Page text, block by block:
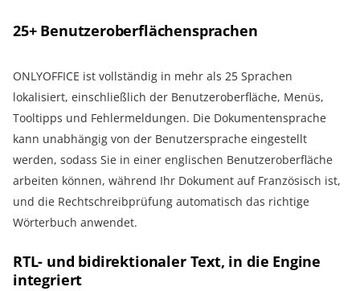
25+ Benutzeroberflächensprachen
ONLYOFFICE ist vollständig in mehr als 25 Sprachen
lokalisiert, einschließlich der Benutzeroberfläche, Menüs,
Tooltipps und Fehlermeldungen. Die Dokumentensprache
kann unabhängig von der Benutzersprache eingestellt
werden, sodass Sie in einer englischen Benutzeroberfläche
arbeiten können, während Ihr Dokument auf Französisch ist,
und die Rechtschreibprüfung automatisch das richtige
Wörterbuch anwendet.
RTL- und bidirektionaler Text, in die Engine
integriert